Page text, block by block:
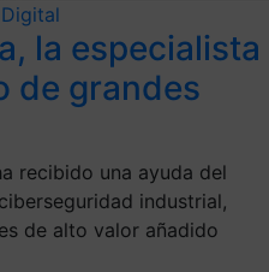
la especialista
de grandes
recibido una ayuda del
industrial,
de alto valor añadido